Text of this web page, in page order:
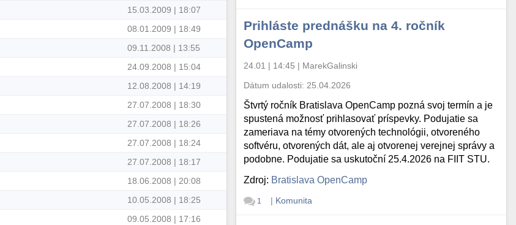
15.03.2009 | 18:07
08.01.2009 | 18:49
09.11.2008 | 13:55
24.09.2008 | 15:04
12.08.2008 | 14:19
27.07.2008 | 18:30
27.07.2008 | 18:26
27.07.2008 | 18:24
27.07.2008 | 18:17
18.06.2008 | 20:08
10.05.2008 | 18:25
09.05.2008 | 17:16
Prihláste prednášku na 4. ročník
OpenCamp
24.01 | 14:45 | MarekGalinski
Dátum udalosti: 25.04.2026
Štvrtý ročník Bratislava OpenCamp pozná svoj termín a je
spustená možnosť prihlasovať príspevky. Podujatie sa
zameriava na témy otvorených technológii, otvoreného
softvéru, otvorených dát, ale aj otvorenej verejnej správy a
podobne. Podujatie sa uskutoční 25.4.2026 na FIIT STU.
Zdroj: Bratislava OpenCamp
1 | Komunita